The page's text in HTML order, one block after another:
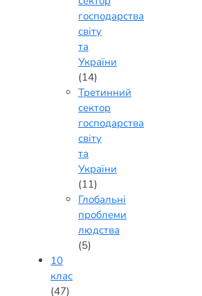
господарства
світу
та
України
(14)
Третинний
сектор
господарства
світу
та
України
(11)
Глобальні
проблеми
людства
(5)
10
клас
(47)